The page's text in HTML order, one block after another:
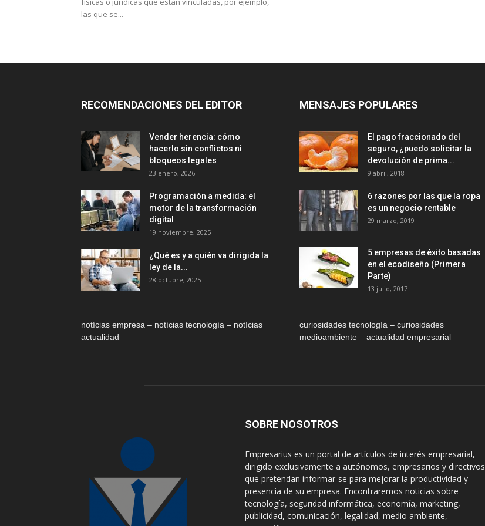
las que se...
RECOMENDACIONES DEL EDITOR
Vender herencia: cómo
hacerlo sin conflictos ni
bloqueos legales
23 enero, 2026
Programación a medida: el
motor de la transformación
digital
19 noviembre, 2025
¿Qué es y a quién va dirigida la
ley de la...
28 octubre, 2025
notícias empresa – notícias tecnología – notícias
actualidad
MENSAJES POPULARES
El pago fraccionado del
seguro, ¿puedo solicitar la
devolución de prima...
9 abril, 2018
6 razones por las que la ropa
es un negocio rentable
29 marzo, 2019
5 empresas de éxito basadas
en el ecodiseño (Primera
Parte)
13 julio, 2017
curiosidades tecnología – curiosidades
medioambiente – actualidad empresarial
SOBRE NOSOTROS
Empresarius es un portal de artículos de interés empresarial,
dirigido exclusivamente a autónomos, empresarios y directivos
que pretendan informar-se para mejorar la productividad y
presencia de su empresa. Encontraremos noticias sobre
tecnología, seguridad informática, economía, marketing,
publicidad, comunicación, legalidad, medio ambiente,